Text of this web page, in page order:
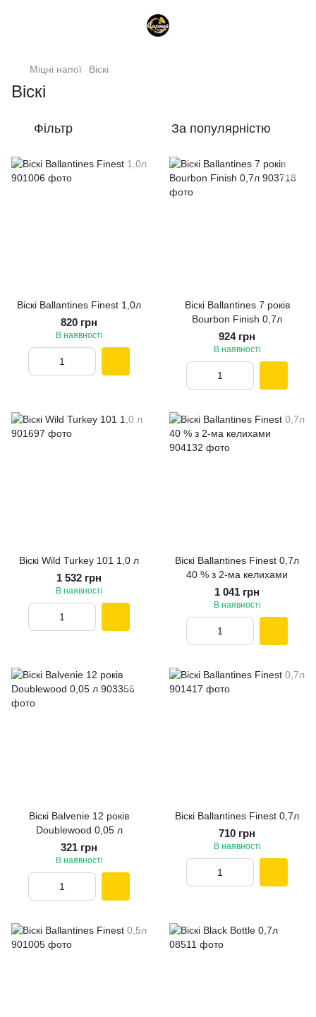
Міцні напої Віскі
Віскі
Фільтр За популярністю
Віскі Ballantines Finest 1,0л
820 грн
В наявності
Віскі Ballantines 7 років
Bourbon Finish 0,7л
924 грн
В наявності
Вiскi Wild Turkey 101 1,0 л
1 532 грн
В наявності
Віскі Ballantines Finest 0,7л
40 % з 2-ма келихами
1 041 грн
В наявності
Віскі Balvenie 12 років
Doublewood 0,05 л
321 грн
В наявності
Віскі Ballantines Finest 0,7л
710 грн
В наявності